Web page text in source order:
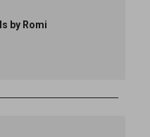
by Romi